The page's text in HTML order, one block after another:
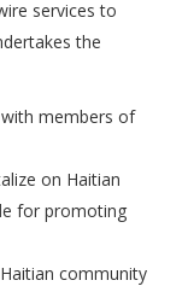
services to
the
members of
on Haitian
for promoting
community